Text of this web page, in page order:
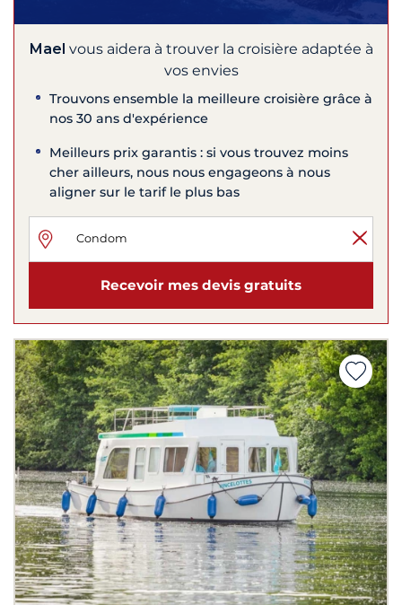
Mael vous aidera à trouver la croisière adaptée à
vos envies
Trouvons ensemble la meilleure croisière grâce à
nos 30 ans d'expérience
Meilleurs prix garantis : si vous trouvez moins
cher ailleurs, nous nous engageons à nous
aligner sur le tarif le plus bas
Recevoir mes devis gratuits